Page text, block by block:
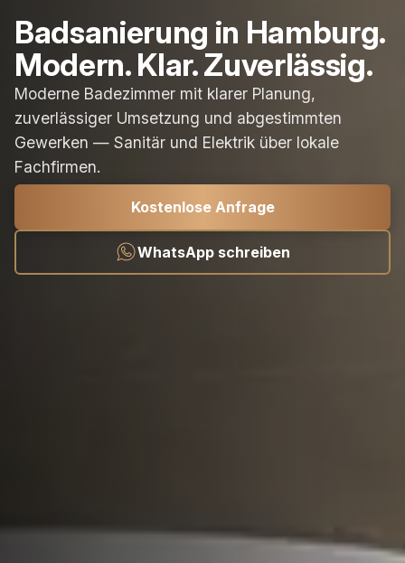
Badsanierung in Hamburg.
Modern. Klar. Zuverlässig.
Moderne Badezimmer mit klarer Planung,
zuverlässiger Umsetzung und abgestimmten
Gewerken — Sanitär und Elektrik über lokale
Fachfirmen.
Kostenlose Anfrage
WhatsApp schreiben